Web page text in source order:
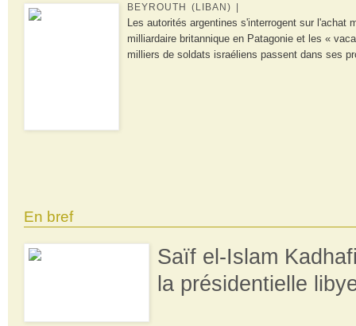
BEYROUTH (LIBAN) |
Les autorités argentines s'interrogent sur l'achat
milliardaire britannique en Patagonie et les «
milliers de soldats israéliens passent dans ses
En bref
Saïf el-Islam
la présidentielle